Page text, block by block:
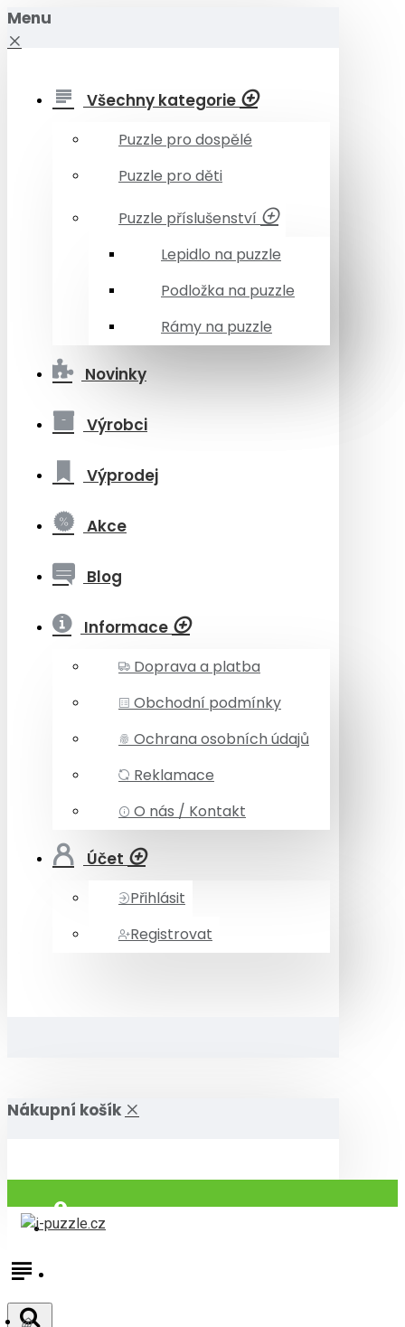
Menu
Všechny kategorie
Puzzle pro dospělé
Puzzle pro děti
Puzzle příslušenství
Lepidlo na puzzle
Podložka na puzzle
Rámy na puzzle
Novinky
Výrobci
Výprodej
Akce
Blog
Informace
Doprava a platba
Obchodní podmínky
Ochrana osobních údajů
Reklamace
O nás / Kontakt
Účet
Přihlásit
Registrovat
Nákupní košík
Přihlásit